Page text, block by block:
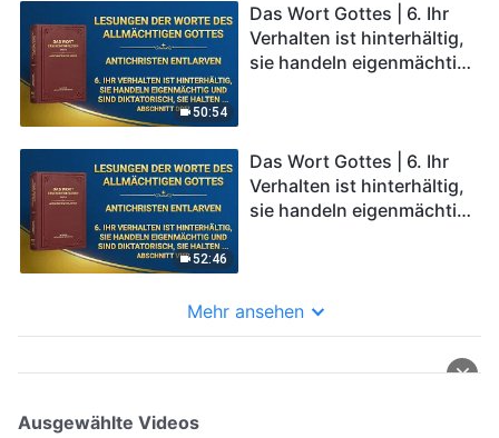
und erzwingen von den
Menschen Gehorsam
(Abschnitt Zwei)
50:54
Das Wort Gottes | 6. Ihr
Verhalten ist hinterhältig,
sie handeln eigenmächtig
und erzwingen von den
Menschen Gehorsam
(Abschnitt Drei)
52:46
Das Wort Gottes | 6. Ihr
Verhalten ist hinterhältig,
sie handeln eigenmächtig
und erzwingen von den
Menschen Gehorsam
Mehr ansehen
Ausgewählte Videos